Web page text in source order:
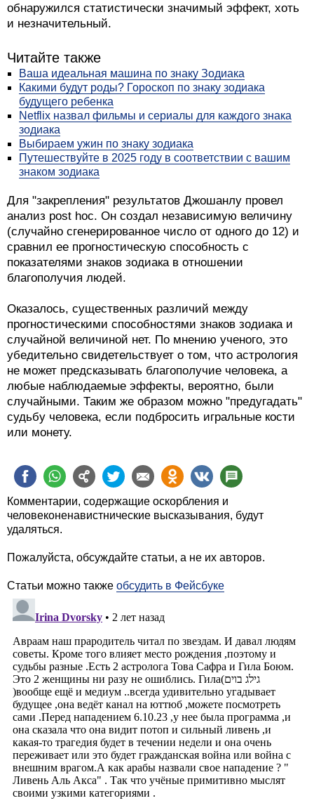
обнаружился статистически значимый эффект, хоть
и незначительный.
Читайте также
Ваша идеальная машина по знаку Зодиака
Какими будут роды? Гороскоп по знаку зодиака
будущего ребенка
Netflix назвал фильмы и сериалы для каждого знака
зодиака
Выбираем ужин по знаку зодиака
Путешествуйте в 2025 году в соответствии с вашим
знаком зодиака
Для "закрепления" результатов Джошанлу провел
анализ post hoc. Он создал независимую величину
(случайно сгенерированное число от одного до 12) и
сравнил ее прогностическую способность с
показателями знаков зодиака в отношении
благополучия людей.
Оказалось, существенных различий между
прогностическими способностями знаков зодиака и
случайной величиной нет. По мнению ученого, это
убедительно свидетельствует о том, что астрология
не может предсказывать благополучие человека, а
любые наблюдаемые эффекты, вероятно, были
случайными. Таким же образом можно "предугадать"
судьбу человека, если подбросить игральные кости
или монету.
Комментарии, содержащие оскорбления и
человеконенавистнические высказывания, будут
удаляться.
Пожалуйста, обсуждайте статьи, а не их авторов.
Статьи можно также обсудить в Фейсбуке